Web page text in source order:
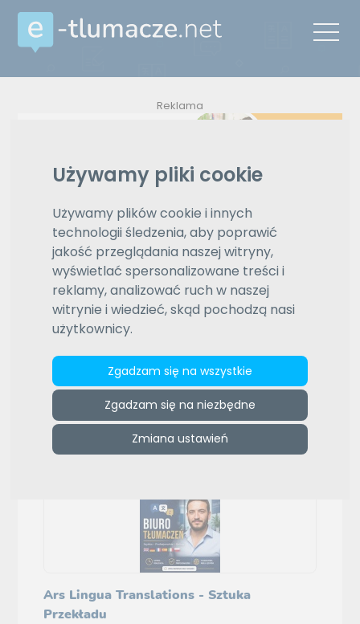
Używamy pliki cookie
Używamy plików cookie i innych
technologii śledzenia, aby poprawić
jakość przeglądania naszej witryny,
wyświetlać spersonalizowane treści i
reklamy, analizować ruch w naszej
witrynie i wiedzieć, skąd pochodzą nasi
użytkownicy.
Zgadzam się na wszystkie
Zgadzam się na niezbędne
Zmiana ustawień
Reklama
ZAMÓW REKLAMĘ W TYM MIEJSCU
Oferty
e-tlumacze.net>Tłumaczenia z
języka esperanto na język polski
Wyświetlono
znalezionych wyników
esperanto
Wybierz język
Wybierz język
Daty aktualizacji (od najnowszej)
Wybierz typ sortowania
Pozostałe oferty (3)
Ars Lingua Translations - Sztuka
Przekładu